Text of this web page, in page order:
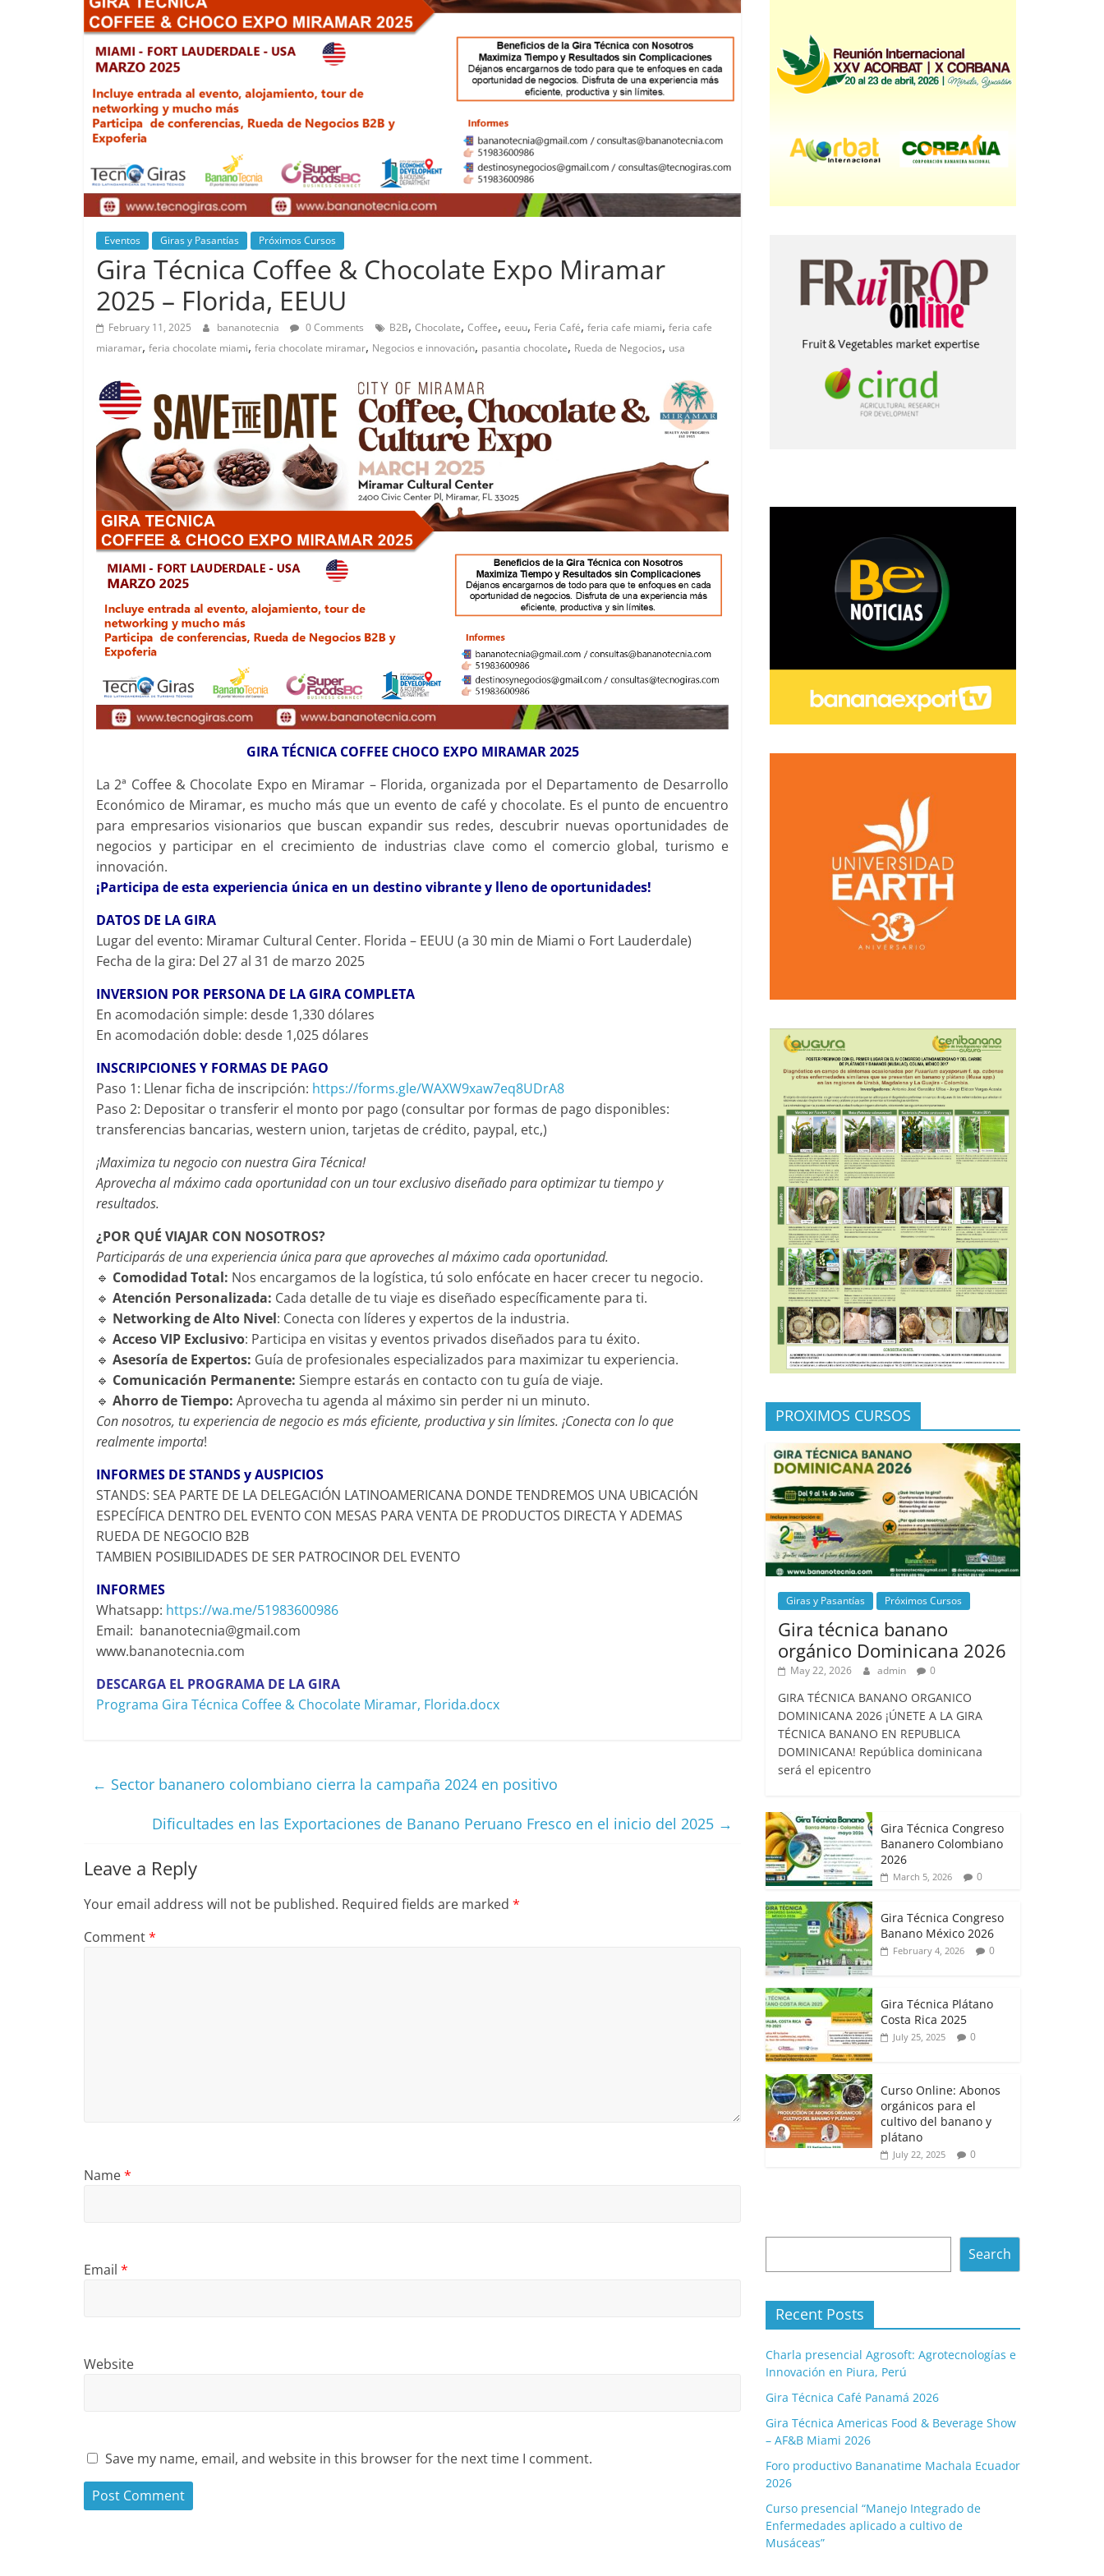
Eventos Giras y Pasantías Próximos Cursos
Gira Técnica Coffee & Chocolate Expo Miramar
2025 – Florida, EEUU
February 11, 2025 bananotecnia 0 Comments B2B, Chocolate, Coffee, eeuu, Feria Café, feria cafe miami, feria cafe
miaramar, feria chocolate miami, feria chocolate miramar, Negocios e innovación, pasantia chocolate, Rueda de Negocios, usa
GIRA TÉCNICA COFFEE CHOCO EXPO MIRAMAR 2025
La 2ª Coffee & Chocolate Expo en Miramar – Florida, organizada por el Departamento de Desarrollo
Económico de Miramar, es mucho más que un evento de café y chocolate. Es el punto de encuentro
para empresarios visionarios que buscan expandir sus redes, descubrir nuevas oportunidades de
negocios y participar en el crecimiento de industrias clave como el comercio global, turismo e
innovación.
¡Participa de esta experiencia única en un destino vibrante y lleno de oportunidades!
DATOS DE LA GIRA
Lugar del evento: Miramar Cultural Center. Florida – EEUU (a 30 min de Miami o Fort Lauderdale)
Fecha de la gira: Del 27 al 31 de marzo 2025
INVERSION POR PERSONA DE LA GIRA COMPLETA
En acomodación simple: desde 1,330 dólares
En acomodación doble: desde 1,025 dólares
INSCRIPCIONES Y FORMAS DE PAGO
Paso 1: Llenar ficha de inscripción: https://forms.gle/WAXW9xaw7eq8UDrA8
Paso 2: Depositar o transferir el monto por pago (consultar por formas de pago disponibles:
transferencias bancarias, western union, tarjetas de crédito, paypal, etc,)
¡Maximiza tu negocio con nuestra Gira Técnica!
Aprovecha al máximo cada oportunidad con un tour exclusivo diseñado para optimizar tu tiempo y
resultados.
¿POR QUÉ VIAJAR CON NOSOTROS?
Participarás de una experiencia única para que aproveches al máximo cada oportunidad.
🔹 Comodidad Total: Nos encargamos de la logística, tú solo enfócate en hacer crecer tu negocio.
🔹 Atención Personalizada: Cada detalle de tu viaje es diseñado específicamente para ti.
🔹 Networking de Alto Nivel: Conecta con líderes y expertos de la industria.
🔹 Acceso VIP Exclusivo: Participa en visitas y eventos privados diseñados para tu éxito.
🔹 Asesoría de Expertos: Guía de profesionales especializados para maximizar tu experiencia.
🔹 Comunicación Permanente: Siempre estarás en contacto con tu guía de viaje.
🔹 Ahorro de Tiempo: Aprovecha tu agenda al máximo sin perder ni un minuto.
Con nosotros, tu experiencia de negocio es más eficiente, productiva y sin límites. ¡Conecta con lo que
realmente importa!
INFORMES DE STANDS y AUSPICIOS
STANDS: SEA PARTE DE LA DELEGACIÓN LATINOAMERICANA DONDE TENDREMOS UNA UBICACIÓN
ESPECÍFICA DENTRO DEL EVENTO CON MESAS PARA VENTA DE PRODUCTOS DIRECTA Y ADEMAS
RUEDA DE NEGOCIO B2B
TAMBIEN POSIBILIDADES DE SER PATROCINOR DEL EVENTO
INFORMES
Whatsapp: https://wa.me/51983600986
Email: bananotecnia@gmail.com
www.bananotecnia.com
DESCARGA EL PROGRAMA DE LA GIRA
Programa Gira Técnica Coffee & Chocolate Miramar, Florida.docx
← Sector bananero colombiano cierra la campaña 2024 en positivo
Dificultades en las Exportaciones de Banano Peruano Fresco en el inicio del 2025 →
Leave a Reply
Your email address will not be published. Required fields are marked *
Comment*
Name*
Email *
Website
Save my name, email, and website in this browser for the next time I comment.
PROXIMOS CURSOS
Giras y Pasantías Próximos Cursos
Gira técnica banano
orgánico Dominicana 2026
May 22, 2026 admin 0
GIRA TÉCNICA BANANO ORGANICO
DOMINICANA 2026 ¡ÚNETE A LA GIRA
TÉCNICA BANANO EN REPUBLICA
DOMINICANA! República dominicana
será el epicentro
Gira Técnica Congreso
Bananero Colombiano
2026
March 5, 2026 0
Gira Técnica Congreso
Banano México 2026
February 4, 2026 0
Gira Técnica Plátano
Costa Rica 2025
July 25, 2025 0
Curso Online: Abonos
orgánicos para el
cultivo del banano y
plátano
July 22, 2025 0
Search
Recent Posts
Charla presencial Agrosoft: Agrotecnologías e
Innovación en Piura, Perú
Gira Técnica Café Panamá 2026
Gira Técnica Americas Food & Beverage Show
– AF&B Miami 2026
Foro productivo Bananatime Machala Ecuador
2026
Curso presencial “Manejo Integrado de
Enfermedades aplicado a cultivo de
Musáceas”